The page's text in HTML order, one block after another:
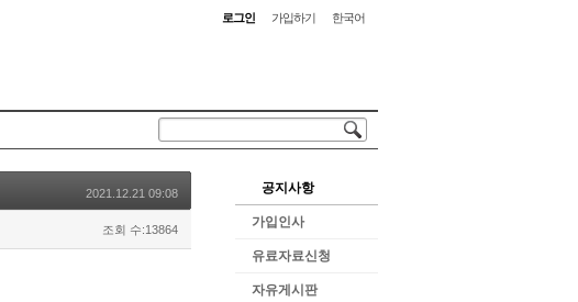
로그인 가입하기 한국어
공지사항
가입인사
유료자료신청
자유게시판
2021.12.21 09:08
조회 수:13864